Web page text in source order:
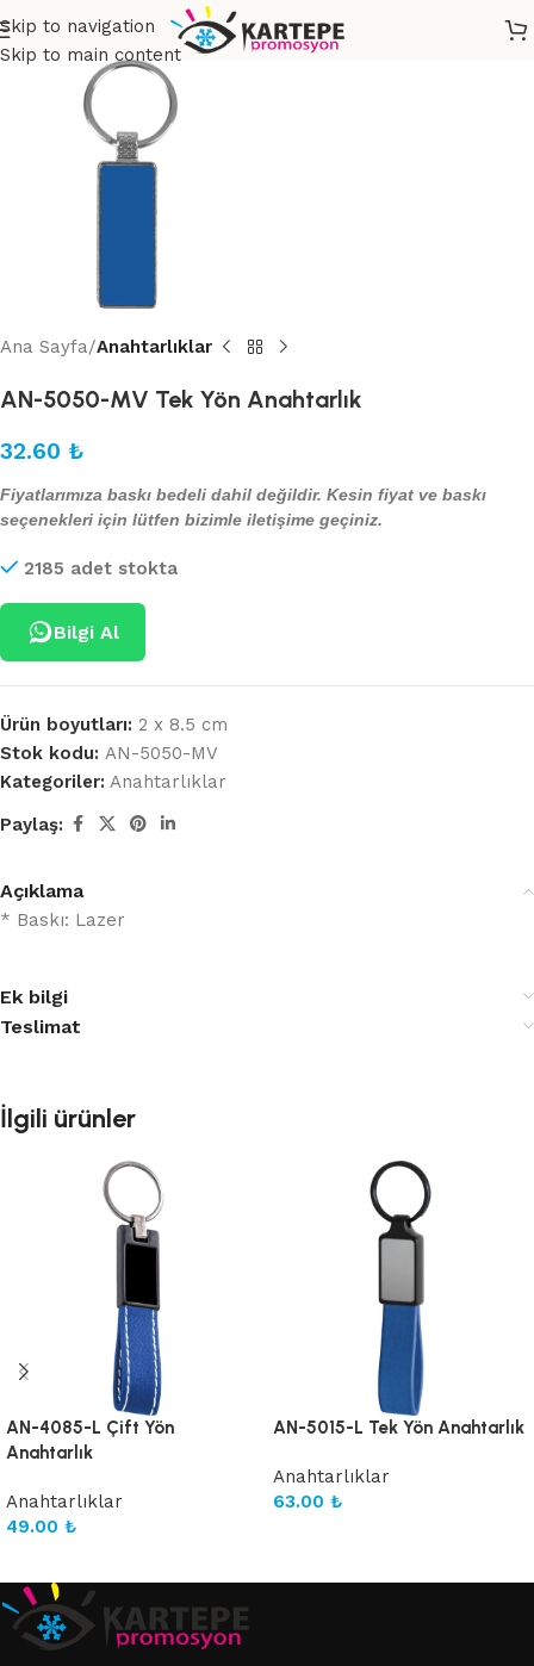
Skip to navigation
Skip to main content
Ana Sayfa Anahtarlıklar
AN-5050-MV Tek Yön Anahtarlık
32.60 ₺
Fiyatlarımıza baskı bedeli dahil değildir. Kesin fiyat ve baskı
seçenekleri için lütfen bizimle iletişime geçiniz.
2185 adet stokta
Bilgi Al
Ürün boyutları: 2 x 8.5 cm
Stok kodu: AN-5050-MV
Kategoriler: Anahtarlıklar
Paylaş:
Açıklama
* Baskı: Lazer
Ek bilgi
Teslimat
İlgili ürünler
AN-4085-L Çift Yön
Anahtarlık
Anahtarlıklar
49.00 ₺
AN-5015-L Tek Yön Anahtarlık
Anahtarlıklar
63.00 ₺